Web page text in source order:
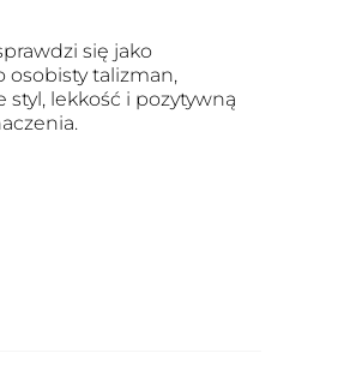
się jako
osobisty talizman,
styl, lekkość i pozytywną